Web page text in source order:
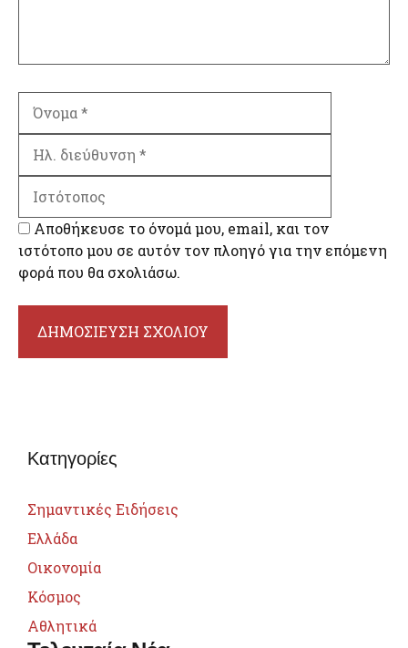
Αποθήκευσε το όνομά μου, email, και τον
ιστότοπο μου σε αυτόν τον πλοηγό για την επόμενη
φορά που θα σχολιάσω.
Κατηγορίες
Σημαντικές Ειδήσεις
Ελλάδα
Οικονομία
Κόσμος
Αθλητικά